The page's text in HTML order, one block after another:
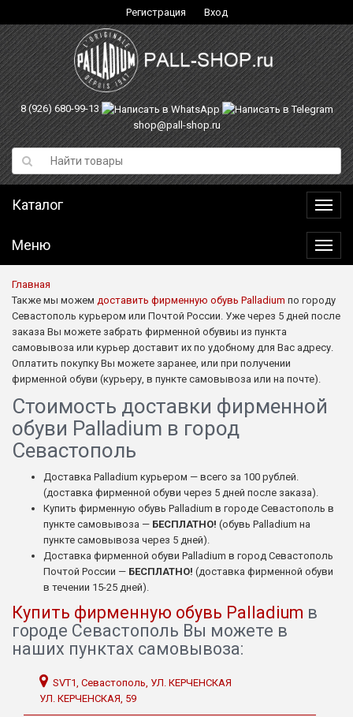
Регистрация Вход
8 (926) 680-99-13
shop@pall-shop.ru
Каталог
Меню
Меню
Главная
Также мы можем доставить фирменную обувь Palladium по городу
Севастополь курьером или Почтой России. Уже через 5 дней после
заказа Вы можете забрать фирменной обувиы из пункта
самовывоза или курьер доставит их по удобному для Вас адресу.
Оплатить покупку Вы можете заранее, или при получении
фирменной обуви (курьеру, в пункте самовывоза или на почте).
Стоимость доставки фирменной
обуви Palladium в город
Севастополь
Доставка Palladium курьером — всего за 100 рублей.
(доставка фирменной обуви через 5 дней после заказа).
Купить фирменную обувь Palladium в городе Севастополь в
пункте самовывоза — БЕСПЛАТНО! (обувь Palladium на
пункте самовывоза через 5 дней).
Доставка фирменной обуви Palladium в город Севастополь
Почтой России — БЕСПЛАТНО! (доставка фирменной обуви
в течении 15-25 дней).
Купить фирменную обувь Palladium в
городе Севастополь Вы можете в
наших пунктах самовывоза:
SVT1, Севастополь, УЛ. КЕРЧЕНСКАЯ
УЛ. КЕРЧЕНСКАЯ, 59